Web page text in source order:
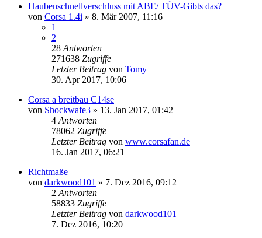
Haubenschnellverschluss mit ABE/ TÜV-Gibts das?
von Corsa 1.4i » 8. Mär 2007, 11:16
1
2
28 Antworten
271638 Zugriffe
Letzter Beitrag von Tomy
30. Apr 2017, 10:06
Corsa a breitbau C14se
von Shockwafe3 » 13. Jan 2017, 01:42
4 Antworten
78062 Zugriffe
Letzter Beitrag von www.corsafan.de
16. Jan 2017, 06:21
Richtmaße
von darkwood101 » 7. Dez 2016, 09:12
2 Antworten
58833 Zugriffe
Letzter Beitrag von darkwood101
7. Dez 2016, 10:20